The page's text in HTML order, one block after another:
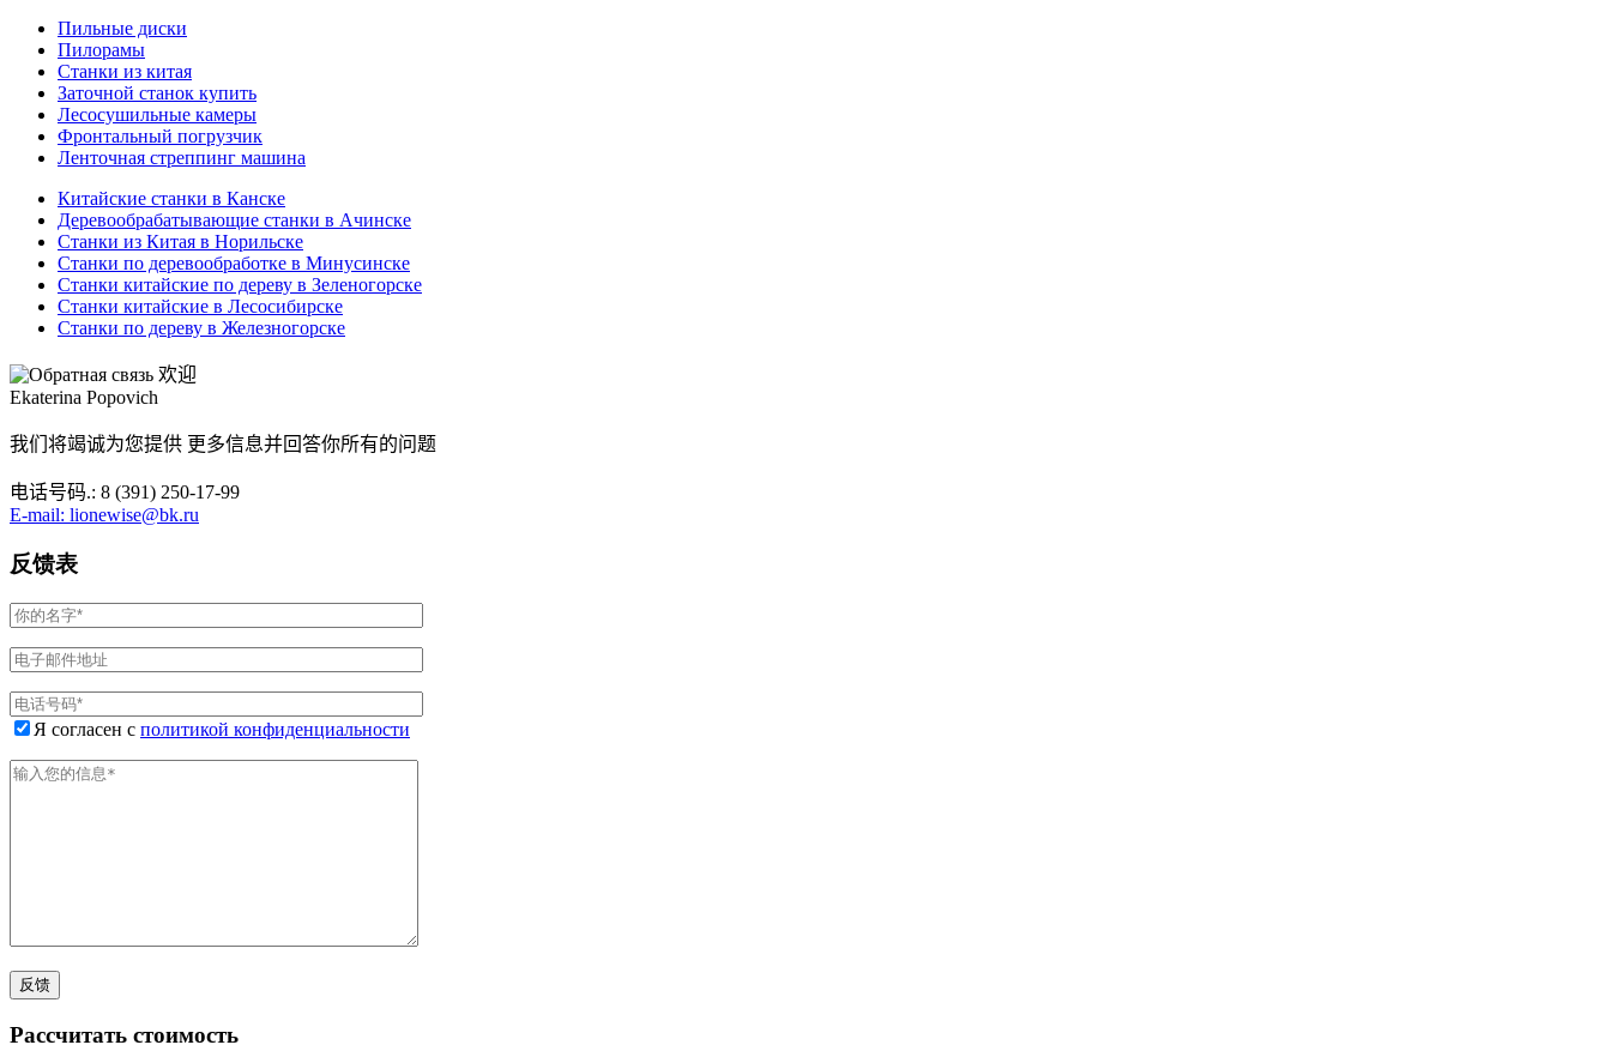
Пильные диски
Пилорамы
Станки из китая
Заточной станок купить
Лесосушильные камеры
Фронтальный погрузчик
Ленточная стреппинг машина
Китайские станки в Канске
Деревообрабатывающие станки в Ачинске
Станки из Китая в Норильске
Станки по деревообработке в Минусинске
Станки китайские по дереву в Зеленогорске
Станки китайские в Лесосибирске
Станки по дереву в Железногорске
欢迎
Ekaterina Popovich
我们将竭诚为您提供 更多信息并回答你所有的问题
电话号码.: 8 (391) 250-17-99
E-mail: lionewise@bk.ru
反馈表
Я согласен с политикой конфиденциальности
Рассчитать стоимость